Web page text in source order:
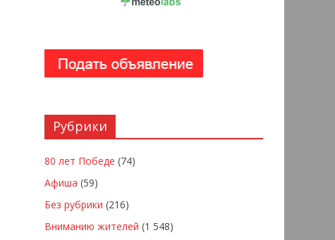
Рубрики
80 лет Победе (74)
Афиша (59)
Без рубрики (216)
Вниманию жителей (1 548)